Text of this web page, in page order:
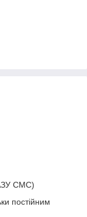
СМС)
постійним